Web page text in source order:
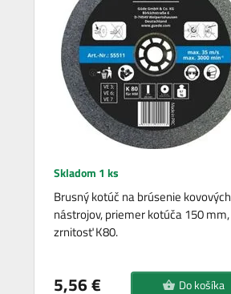
Skladom 1 ks
Brusný kotúč na brúsenie kovových
nástrojov, priemer kotúča 150 mm,
zrnitosť K80.
5,56 € Do košíka